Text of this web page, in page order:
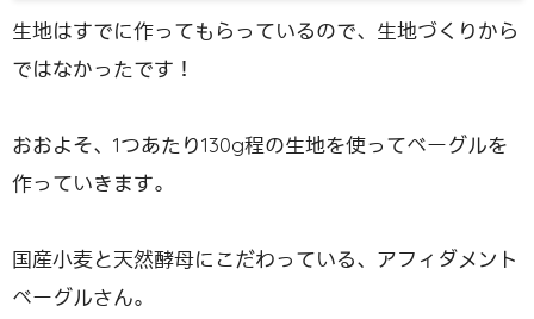
生地はすでに作ってもらっているので、生地づくりから
ではなかったです！
おおよそ、1つあたり130g程の生地を使ってベーグルを
作っていきます。
国産小麦と天然酵母にこだわっている、アフィダメント
ベーグルさん。